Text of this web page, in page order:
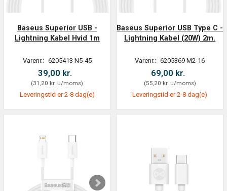
Baseus Superior USB -
Lightning Kabel Hvid 1m
Varenr.: 6205413 N5-45
39,00 kr.
(31,20 kr. u/moms)
Leveringstid er 2-8 dag(e)
Baseus Superior USB Type C -
Lightning Kabel (20W) 2m.
Varenr.: 6205369 M2-16
69,00 kr.
(55,20 kr. u/moms)
Leveringstid er 2-8 dag(e)